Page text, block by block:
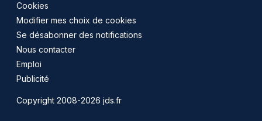
Cookies
Modifier mes choix de cookies
Se désabonner des notifications
Nous contacter
Emploi
Publicité
Copyright 2008-2026 jds.fr